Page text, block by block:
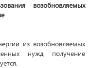
возобновляемых
из возобновляемых
нужд получение